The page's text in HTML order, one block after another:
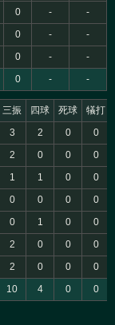
0 -
-
0 - -
0 -
-
0 - -
三振 四球 死球 犠打
3 2 0
0
2 0 0
0
1 1 0
0
0 0 0
0
0 1 0
0
2 0 0
0
2 0 0
0
10 4 0 0